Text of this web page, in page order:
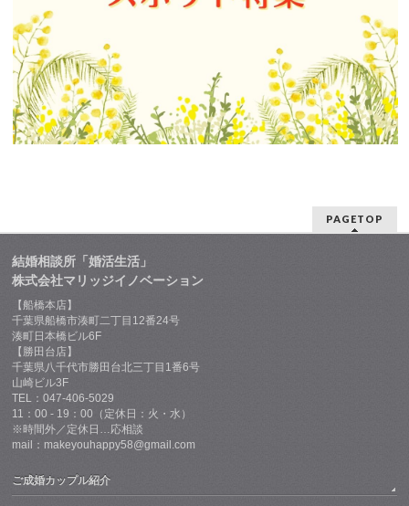
PAGETOP
結婚相談所「婚活生活」
株式会社マリッジイノベーション
【船橋本店】
千葉県船橋市湊町二丁目12番24号
湊町日本橋ビル6F
【勝田台店】
千葉県八千代市勝田台北三丁目1番6号
山崎ビル3F
TEL：047-406-5029
11：00 - 19：00（定休日：火・水）
※時間外／定休日…応相談
mail：makeyouhappy58@gmail.com
ご成婚カップル紹介